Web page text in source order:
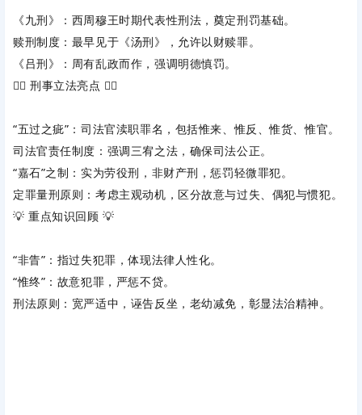
《九刑》
‌：西周穆王时期代表性刑法，奠定刑罚基础。
赎刑制度 ‌：最早见于《汤刑》，允许以财赎罪。
《吕刑》
‌：周有乱政而作，强调明德慎罚。
👩‍⚖️ 刑事立法亮点 👩‍⚖️
“五过之疵” ‌：司法官渎职罪名，包括惟来、惟反、惟货、惟官。
司法官责任制度 ‌：强调三宥之法，确保司法公正。
“嘉石”之制 ‌：实为劳役刑，非财产刑，惩罚轻微罪犯。
定罪量刑原则 ‌：考虑主观动机，区分故意与过失、偶犯与惯犯。
💡 重点知识回顾 💡
“非眚” ‌：指过失犯罪，体现法律人性化。
“惟终” ‌：故意犯罪，严惩不贷。
刑法原则 ‌：宽严适中，诬告反坐，老幼减免，彰显法治精神。